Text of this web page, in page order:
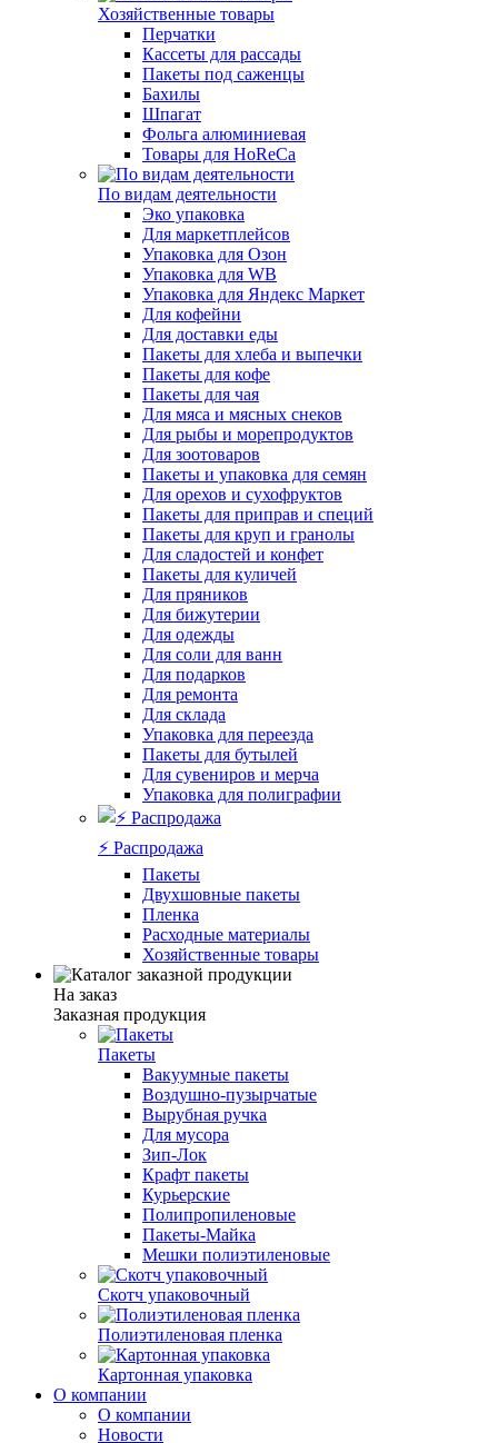
Хозяйственные товары
Перчатки
Кассеты для рассады
Пакеты под саженцы
Бахилы
Шпагат
Фольга алюминиевая
Товары для HoReCa
По видам деятельности
Эко упаковка
Для маркетплейсов
Упаковка для Озон
Упаковка для WB
Упаковка для Яндекс Маркет
Для кофейни
Для доставки еды
Пакеты для хлеба и выпечки
Пакеты для кофе
Пакеты для чая
Для мяса и мясных снеков
Для рыбы и морепродуктов
Для зоотоваров
Пакеты и упаковка для семян
Для орехов и сухофруктов
Пакеты для приправ и специй
Пакеты для круп и гранолы
Для сладостей и конфет
Пакеты для куличей
Для пряников
Для бижутерии
Для одежды
Для соли для ванн
Для подарков
Для ремонта
Для склада
Упаковка для переезда
Пакеты для бутылей
Для сувениров и мерча
Упаковка для полиграфии
⚡️ Распродажа
Пакеты
Двухшовные пакеты
Пленка
Расходные материалы
Хозяйственные товары
На заказ
Заказная продукция
Пакеты
Вакуумные пакеты
Воздушно-пузырчатые
Вырубная ручка
Для мусора
Зип-Лок
Крафт пакеты
Курьерские
Полипропиленовые
Пакеты-Майка
Мешки полиэтиленовые
Скотч упаковочный
Полиэтиленовая пленка
Картонная упаковка
О компании
О компании
Новости